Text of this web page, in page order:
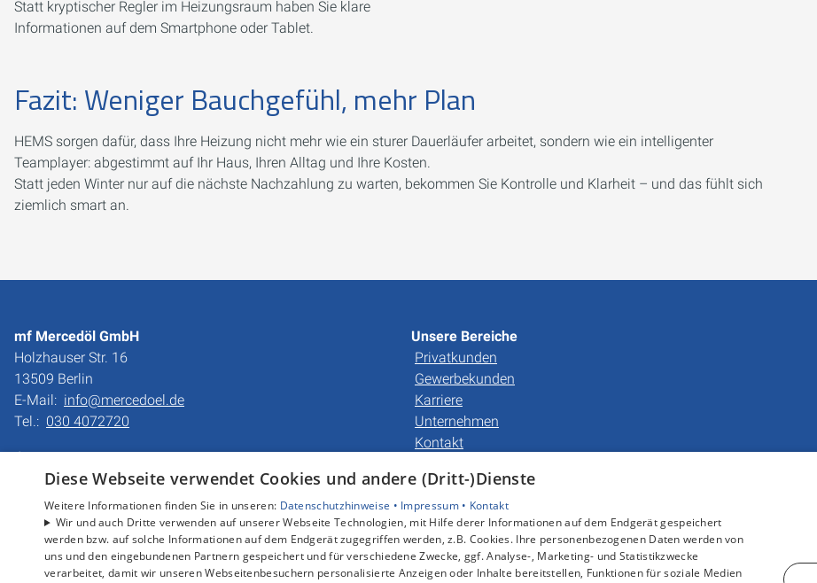
Statt kryptischer Regler im Heizungsraum haben Sie klare
Informationen auf dem Smartphone oder Tablet.
Fazit: Weniger Bauchgefühl, mehr Plan
HEMS sorgen dafür, dass Ihre Heizung nicht mehr wie ein sturer Dauerläufer arbeitet, sondern wie ein intelligenter
Teamplayer: abgestimmt auf Ihr Haus, Ihren Alltag und Ihre Kosten.
Statt jeden Winter nur auf die nächste Nachzahlung zu warten, bekommen Sie Kontrolle und Klarheit – und das fühlt sich
ziemlich smart an.
mf Mercedöl GmbH
Holzhauser Str. 16
13509 Berlin
E-Mail: info@mercedoel.de
Tel.: 030 4072720
Impressum
Barrierefreiheitserklärung
Datenschutzerklärung
AGB
Unsere Bereiche
Privatkunden
Gewerbekunden
Karriere
Unternehmen
Kontakt
Diese Webseite verwendet Cookies und andere (Dritt-)Dienste
Weitere Informationen finden Sie in unseren: Datenschutzhinweise • Impressum • Kontakt
Wir und auch Dritte verwenden auf unserer Webseite Technologien, mit Hilfe derer Informationen auf dem Endgerät gespeichert
werden bzw. auf solche Informationen auf dem Endgerät zugegriffen werden, z.B. Cookies. Ihre personenbezogenen Daten werden von
uns und den eingebundenen Partnern gespeichert und für verschiedene Zwecke, ggf. Analyse-, Marketing- und Statistikzwecke
verarbeitet, damit wir unseren Webseitenbesuchern personalisierte Anzeigen oder Inhalte bereitstellen, Funktionen für soziale Medien